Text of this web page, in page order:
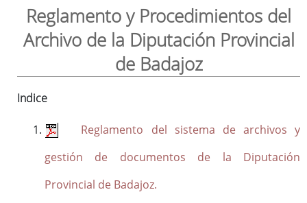
Dirección, contacto, horario, funciones, local e instalaciones,
Historia del Archivo
Reglamento y Procedimientos
Enlaces de interés
Asistencia Técnica a Archivos Municipales
Reglamento y Procedimientos del
Archivo de la Diputación Provincial
de Badajoz
Indice
Reglamento del sistema de archivos y
gestión de documentos de la Diputación
Provincial de Badajoz.